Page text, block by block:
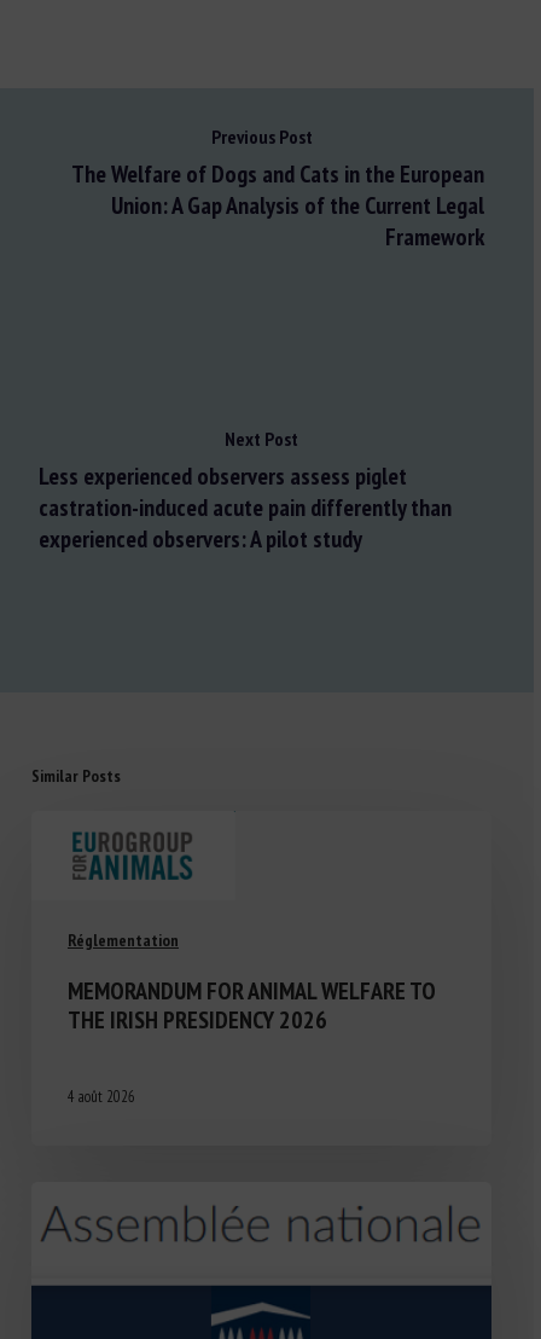
Previous Post
The Welfare of Dogs and Cats in the European
Union: A Gap Analysis of the Current Legal
Framework
Next Post
Less experienced observers assess piglet
castration-induced acute pain differently than
experienced observers: A pilot study
Similar Posts
Réglementation
MEMORANDUM FOR ANIMAL WELFARE TO
THE IRISH PRESIDENCY 2026
4 août 2026